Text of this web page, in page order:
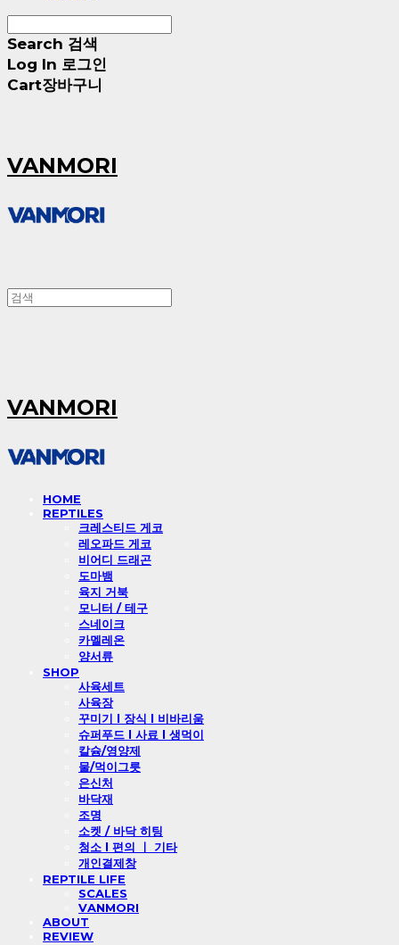
Search 검색
Log In 로그인
Cart장바구니
VANMORI
VANMORI
HOME
REPTILES
크레스티드 게코
레오파드 게코
비어디 드래곤
도마뱀
육지 거북
모니터 / 테구
스네이크
카멜레온
양서류
SHOP
사육세트
사육장
꾸미기 l 장식 l 비바리움
슈퍼푸드 l 사료 l 생먹이
칼슘/영양제
물/먹이그릇
은신처
바닥재
조명
소켓 / 바닥 히팅
청소 l 편의 ㅣ 기타
개인결제창
REPTILE LIFE
SCALES
VANMORI
ABOUT
REVIEW